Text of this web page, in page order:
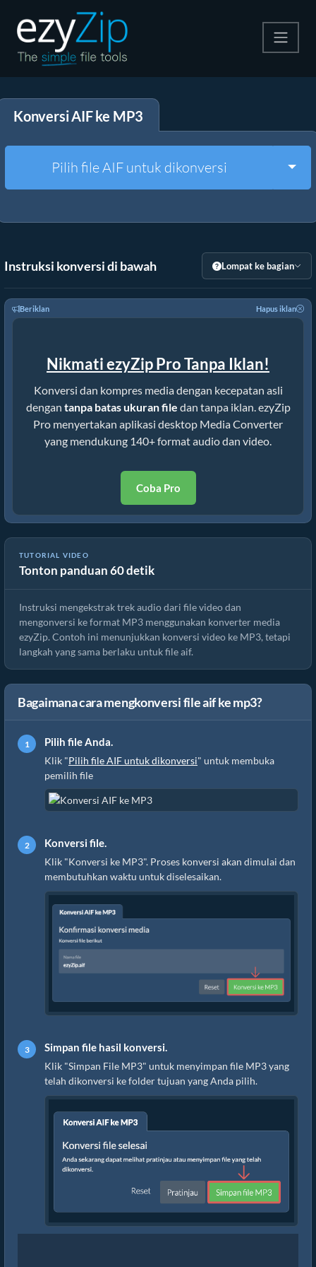
Ekstrak
Alat Lainnya
Konversi AIF ke MP3
Pilih file AIF untuk dikonversi
Instruksi konversi di bawah Lompat ke bagian
Beriklan Hapus iklan
Nikmati ezyZip Pro Tanpa Iklan!
Konversi dan kompres media dengan kecepatan asli
dengan tanpa batas ukuran file dan tanpa iklan. ezyZip
Pro menyertakan aplikasi desktop Media Converter
yang mendukung 140+ format audio dan video.
Coba Pro
TUTORIAL VIDEO
Tonton panduan 60 detik
Cara Mengonversi File aif Online Gratis
Instruksi mengekstrak trek audio dari file video dan
mengonversi ke format MP3 menggunakan konverter media
ezyZip. Contoh ini menunjukkan konversi video ke MP3, tetapi
langkah yang sama berlaku untuk file aif.
Bagaimana cara mengkonversi file aif ke mp3?
Pilih file Anda.
Klik "Pilih file AIF untuk dikonversi" untuk membuka
pemilih file
Konversi file.
Klik "Konversi ke MP3". Proses konversi akan dimulai dan
membutuhkan waktu untuk diselesaikan.
Simpan file hasil konversi.
Klik "Simpan File MP3" untuk menyimpan file MP3 yang
telah dikonversi ke folder tujuan yang Anda pilih.